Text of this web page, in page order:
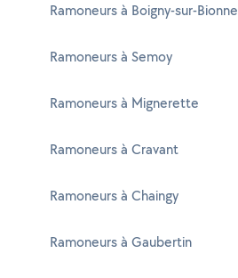
Ramoneurs à Boigny-sur-Bionne
Ramoneurs à Semoy
Ramoneurs à Mignerette
Ramoneurs à Cravant
Ramoneurs à Chaingy
Ramoneurs à Gaubertin